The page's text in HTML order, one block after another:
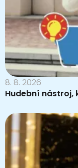
8. 8. 2026
Hudební